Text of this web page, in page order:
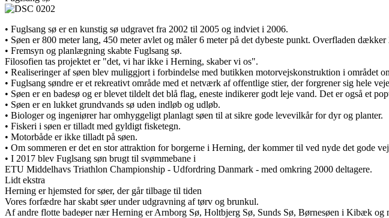
• Fuglsang sø er en kunstig sø udgravet fra 2002 til 2005 og indviet i 2006.
• Søen er 800 meter lang, 450 meter avlet og måler 6 meter på det dybeste punkt. Overfladen dækker
• Fremsyn og planlægning skabte Fuglsang sø.
Filosofien tas projektet er "det, vi har ikke i Herning, skaber vi os".
• Realiseringer af søen blev muliggjort i forbindelse med butikken motorvejskonstruktion i
• Fuglsang søndre er et rekreativt område med et netværk af offentlige stier, der forgrener sig hele
• Søen er en badesø og er blevet tildelt det blå flag, eneste indikerer godt leje vand. Det er også et
• Søen er en lukket grundvands sø uden indløb og udløb.
• Biologer og ingeniører har omhyggeligt planlagt søen til at sikre gode levevilkår for dyr og planter.
• Fiskeri i søen er tilladt med gyldigt fisketegn.
• Motorbåde er ikke tilladt på søen.
• Om sommeren er det en stor attraktion for borgerne i Herning, der kommer til ved nyde det gode
• I 2017 blev Fuglsang søn brugt til svømmebane i
ETU Middelhavs Triathlon Championship - Udfordring Danmark - med omkring 2000 deltagere.
Lidt ekstra
Herning er hjemsted for søer, der går tilbage til tiden
Vores forfædre har skabt søer under udgravning af tørv og brunkul.
Af andre flotte badeøer nær Herning er Arnborg Sø, Holtbjerg Sø, Sunds Sø, Børnesøen i Kibæk og